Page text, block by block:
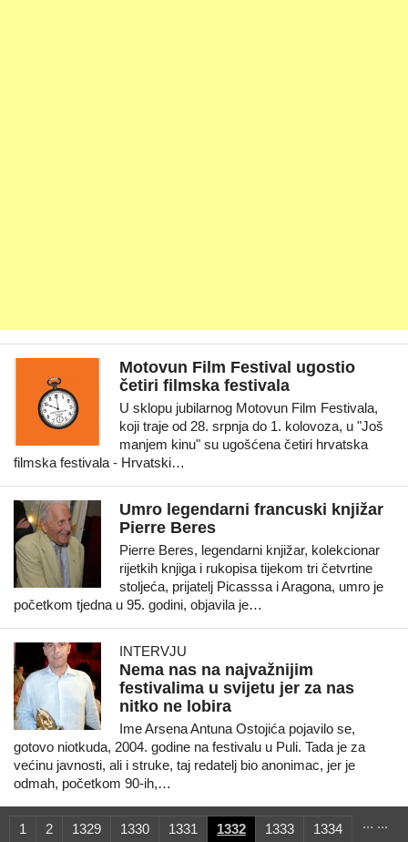
Motovun Film Festival ugostio
četiri filmska festivala
U sklopu jubilarnog Motovun Film Festivala,
koji traje od 28. srpnja do 1. kolovoza, u "Još
manjem kinu" su ugošćena četiri hrvatska
filmska festivala - Hrvatski…
Umro legendarni francuski knjižar
Pierre Beres
Pierre Beres, legendarni knjižar, kolekcionar
rijetkih knjiga i rukopisa tijekom tri četvrtine
stoljeća, prijatelj Picasssa i Aragona, umro je
početkom tjedna u 95. godini, objavila je…
INTERVJU
Nema nas na najvažnijim
festivalima u svijetu jer za nas
nitko ne lobira
Ime Arsena Antuna Ostojića pojavilo se,
gotovo niotkuda, 2004. godine na festivalu u Puli. Tada je za
većinu javnosti, ali i struke, taj redatelj bio anonimac, jer je
odmah, početkom 90-ih,…
1 2 ...
1329 1330 1331 1332 1333 1334 ...